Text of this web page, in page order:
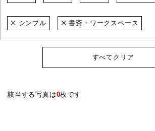
シンプル 書斎・ワークスペース
すべてクリア
該当する写真は0枚です